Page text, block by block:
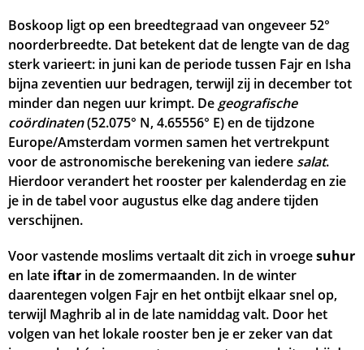
04:55 06:35 13:45 17:39
22, Za 04:57 06:37 13:44 17:38 20:51 22:31
23, Zo 04:59 06:38 13:44 17:36 20:49 22:29
24, Ma 05:02 06:40 13:44 17:35 20:47
25, Di 05:04 06:41 13:43 17:34 20:45 22:25
26, Wo 05:06 06:43 13:43 17:33 20:42 22:22
28, Vr 05:11 06:46 13:43 17:30 20:38
29, Za 05:13 06:48 13:42 17:29 20:36 22:16
30, Zo 05:15 06:50 13:42 17:27 20:33 22:13
Boskoop ligt op een breedtegraad van ongeveer 52°
noorderbreedte. Dat betekent dat de lengte van de dag
sterk varieert: in juni kan de periode tussen Fajr en Isha
bijna zeventien uur bedragen, terwijl zij in december tot
minder dan negen uur krimpt. De geografische
coördinaten(52.075° N, 4.65556° E) en de tijdzone
Europe/Amsterdam vormen samen het vertrekpunt
voor de astronomische berekening van iedere salat.
Hierdoor verandert het rooster per kalenderdag en zie
je in de tabel voor augustus elke dag andere tijden
verschijnen.
Voor vastende moslims vertaalt dit zich in vroegesuhur
en late iftar in de zomermaanden. In de winter
daarentegen volgen Fajr en het ontbijt elkaar snel op,
terwijl Maghrib al in de late namiddag valt. Door het
volgen van het lokale rooster ben je er zeker van dat